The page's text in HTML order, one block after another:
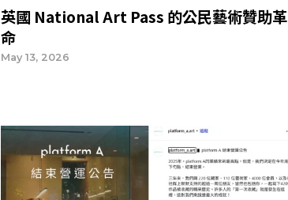
英國 National Art Pass 的公民藝術贊助革
命
May 13, 2026